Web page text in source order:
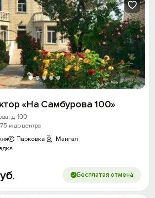
«На Самбурова 100»
д. 100
м до центра
Парковка
Мангал
Бесплатая отмена